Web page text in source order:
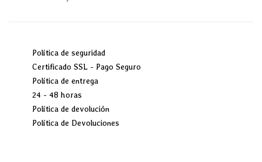
Política de seguridad
Certificado SSL - Pago Seguro
Política de entrega
24 - 48 horas
Política de devolución
Política de Devoluciones